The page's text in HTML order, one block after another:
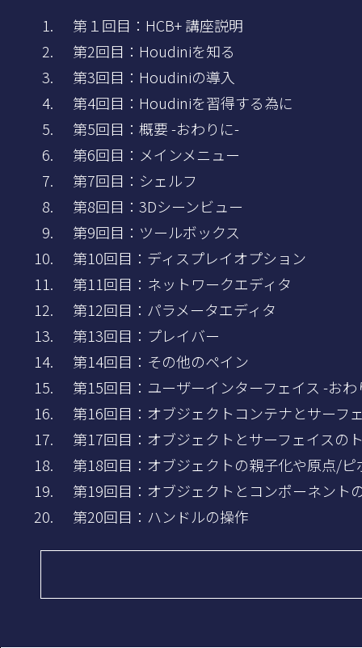
第１回目：HCB+ 講座説明
第2回目：Houdiniを知る
第3回目：Houdiniの導入
第4回目：Houdiniを習得する為に
第5回目：概要 -おわりに-
第6回目：メインメニュー
第7回目：シェルフ
第8回目：3Dシーンビュー
第9回目：ツールボックス
第10回目：ディスプレイオプション
第11回目：ネットワークエディタ
第12回目：パラメータエディタ
第13回目：プレイバー
第14回目：その他のペイン
第15回目：ユーザーインターフェイス -おわ
第16回目：オブジェクトコンテナとサーフ
第17回目：オブジェクトとサーフェイスの
第18回目：オブジェクトの親子化や原点/ピ
第19回目：オブジェクトとコンポーネント
第20回目：ハンドルの操作